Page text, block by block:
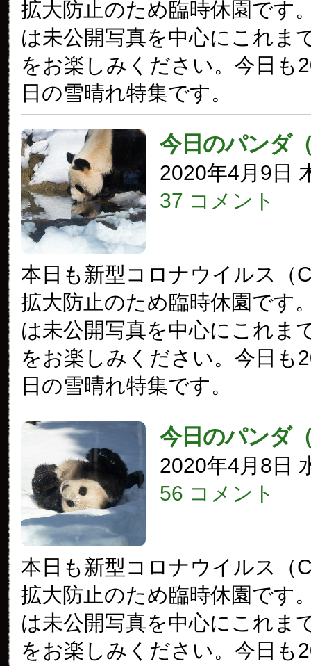
拡大防止のため臨時休園です
は未公開写真を中心にこれま
をお楽しみください。今日も
日の雪晴れ特集です。
今日のパンダ
2020年4月9日
37 コメント
本日も新型コロナウイルス（
拡大防止のため臨時休園です
は未公開写真を中心にこれま
をお楽しみください。今日も
日の雪晴れ特集です。
今日のパンダ
2020年4月8日
56 コメント
本日も新型コロナウイルス（
拡大防止のため臨時休園です
は未公開写真を中心にこれま
をお楽しみください。今日も